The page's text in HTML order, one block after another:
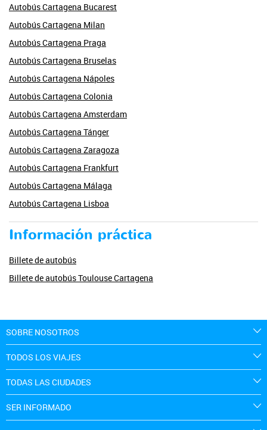
Autobús Cartagena Bucarest
Autobús Cartagena Milan
Autobús Cartagena Praga
Autobús Cartagena Bruselas
Autobús Cartagena Nápoles
Autobús Cartagena Colonia
Autobús Cartagena Amsterdam
Autobús Cartagena Tánger
Autobús Cartagena Zaragoza
Autobús Cartagena Frankfurt
Autobús Cartagena Málaga
Autobús Cartagena Lisboa
Información práctica
Billete de autobús
Billete de autobús Toulouse Cartagena
SOBRE NOSOTROS
TODOS LOS VIAJES
TODAS LAS CIUDADES
SER INFORMADO